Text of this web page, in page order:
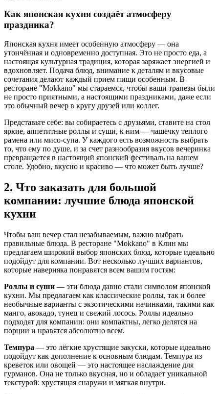
Как японская кухня создаёт атмосферу
праздника?
Японская кухня имеет особенную атмосферу — она
утончённая и одновременно доступная. Это не просто еда, а
настоящая культурная традиция, которая заряжает энергией и
вдохновляет. Подача блюд, внимание к деталям и вкусовые
сочетания делают каждый прием пищи особенным. В
ресторане "Mokkano" мы стараемся, чтобы ваши трапезы были
не просто приятными, а настоящими праздниками, даже если
это обычный вечер в кругу друзей или коллег.
Представьте себе: вы собираетесь с друзьями, ставите на стол
яркие, аппетитные роллы и суши, к ним — чашечку теплого
рамена или мисо-супа. У каждого есть возможность выбрать
то, что ему по душе, и за счет разнообразия вкусов вечеринка
превращается в настоящий японский фестиваль на вашем
столе. Удобно, вкусно и красиво — что может быть лучше?
2. Что заказать для большой
компании: лучшие блюда японской
кухни
Чтобы ваш вечер стал незабываемым, важно выбрать
правильные блюда. В ресторане "Mokkano" в Клин мы
предлагаем широкий выбор японских блюд, которые идеально
подойдут для компании. Вот несколько лучших вариантов,
которые наверняка понравятся всем вашим гостям:
Роллы и суши — эти блюда давно стали символом японской
кухни. Мы предлагаем как классические роллы, так и более
необычные варианты с экзотическими начинками, такими как
манго, авокадо, тунец и свежий лосось. Роллы идеально
подходят для компании: они компактны, легко делятся на
порции и нравятся абсолютно всем.
Темпура — это лёгкие хрустящие закуски, которые идеально
подойдут как дополнение к основным блюдам. Темпура из
креветок или овощей — это настоящее наслаждение для
гурманов. Она не только вкусная, но и обладает уникальной
текстурой: хрустящая снаружи и мягкая внутри.